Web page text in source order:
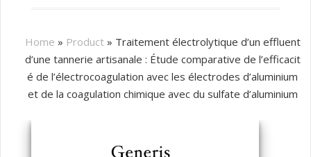
Home » Product» Traitement électrolytique d’un effluent
d’une tannerie artisanale : Étude comparative de l’efficacit
é de l’électrocoagulation avec les électrodes d’aluminium
et de la coagulation chimique avec du sulfate d’aluminium